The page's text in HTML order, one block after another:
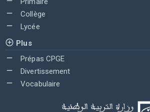
Collège
Lycée
Plus
Prépas CPGE
Divertissement
Vocabulaire